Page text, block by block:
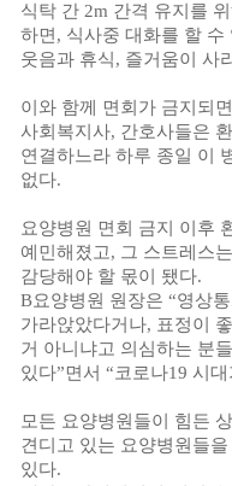
식탁 간 2m 간격 유지를
하면 , 식사중 대화를 할 수
웃음과 휴식, 즐거움이 사
이와 함께 면회가 금지되
사회복지사, 간호사들은
연결하느라 하루 종일 이
없다.
요양병원 면회 금지 이후
예민해졌고, 그 스트레스
감당해야 할 몫이 됐다.
B요양병원 원장은 “영상
가라앉았다거나, 표정이
거 아니냐고 의심하는 분
있다”면서 “코로나19 시대
모든 요양병원들이 힘든
견디고 있는 요양병원들
있다.